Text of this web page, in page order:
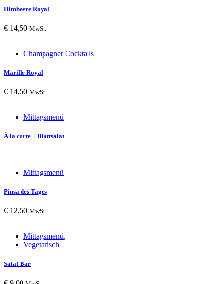
Himbeere Royal
€ 14,50 MwSt.
Champagner Cocktails
Marille Royal
€ 14,50 MwSt.
Mittagsmenü
À la carte + Blattsalat
Mittagsmenü
Pinsa des Tages
€ 12,50 MwSt.
Mittagsmenü,
Vegetarisch
Salat-Bar